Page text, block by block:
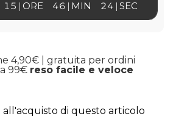
15 46 24
ORE MIN SEC
4,90€ | gratuita per ordini
99€ reso facile e veloce
all'acquisto di questo articolo